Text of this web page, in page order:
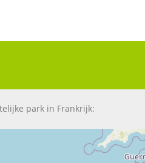
park in Frankrijk: